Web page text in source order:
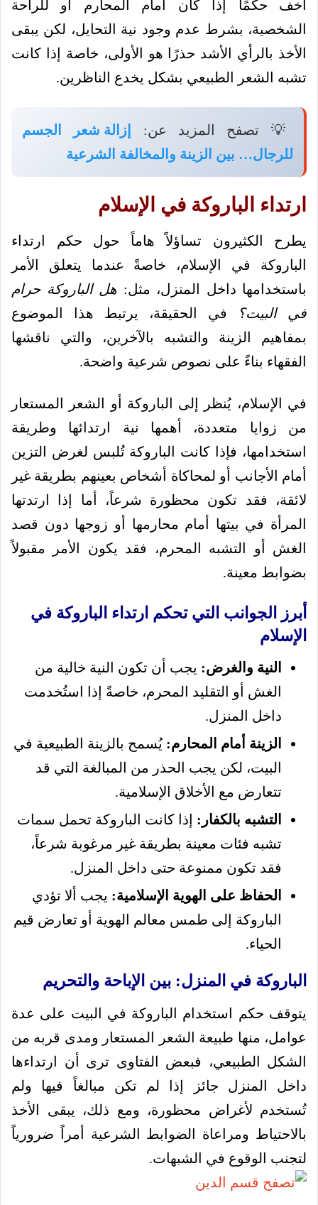
أخف حكمًا إذا كان أمام المحارم أو للراحة
الشخصية، بشرط عدم وجود نية التحايل، لكن يبقى
الأخذ بالرأي الأشد حذرًا هو الأولى، خاصة إذا كانت
تشبه الشعر الطبيعي بشكل يخدع الناظرين.
💡 تصفح المزيد عن:
إزالة شعر الجسم
للرجال… بين الزينة والمخالفة الشرعية
ارتداء الباروكة في الإسلام
يطرح الكثيرون تساؤلاً هاماً حول حكم ارتداء
الباروكة في الإسلام، خاصةً عندما يتعلق الأمر
باستخدامها داخل المنزل، مثل: هل الباروكة حرام
في البيت؟
في الحقيقة، يرتبط هذا الموضوع
بمفاهيم الزينة والتشبه بالآخرين، والتي ناقشها
الفقهاء بناءً على نصوص شرعية واضحة.
في الإسلام، يُنظر إلى الباروكة أو الشعر المستعار
من زوايا متعددة، أهمها نية ارتدائها وطريقة
استخدامها، فإذا كانت الباروكة تُلبس لغرض التزين
أمام الأجانب أو لمحاكاة أشخاص بعينهم بطريقة غير
لائقة، فقد تكون محظورة شرعاً، أما إذا ارتدتها
المرأة في بيتها أمام محارمها أو زوجها دون قصد
الغش أو التشبه المحرم، فقد يكون الأمر مقبولاً
بضوابط معينة.
أبرز الجوانب التي تحكم ارتداء الباروكة في
الإسلام
النية والغرض: يجب أن تكون النية خالية من
الغش أو التقليد المحرم، خاصةً إذا استُخدمت
داخل المنزل.
الزينة أمام المحارم: يُسمح بالزينة الطبيعية في
البيت، لكن يجب الحذر من المبالغة التي قد
تتعارض مع الأخلاق الإسلامية.
التشبه بالكفار: إذا كانت الباروكة تحمل سمات
تشبه فئات معينة بطريقة غير مرغوبة شرعاً،
فقد تكون ممنوعة حتى داخل المنزل.
الحفاظ على الهوية الإسلامية: يجب ألا تؤدي
الباروكة إلى طمس معالم الهوية أو تعارض قيم
الحياء.
الباروكة في المنزل: بين الإباحة والتحريم
يتوقف حكم استخدام الباروكة في البيت على عدة
عوامل، منها طبيعة الشعر المستعار ومدى قربه من
الشكل الطبيعي، فبعض الفتاوى ترى أن ارتداءها
داخل المنزل جائز إذا لم تكن مبالغاً فيها ولم
تُستخدم لأغراض محظورة، ومع ذلك، يبقى الأخذ
بالاحتياط ومراعاة الضوابط الشرعية أمراً ضرورياً
لتجنب الوقوع في الشبهات.